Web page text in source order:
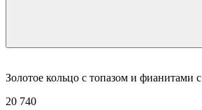
Золотое кольцо с топазом и фианитами
20 740